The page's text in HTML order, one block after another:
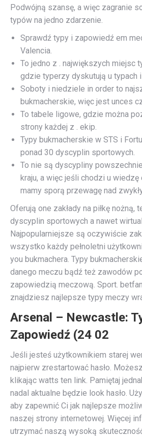
Podwójną szansę, a więc zagranie
typów na jedno zdarzenie.
Sprawdź typy i zapowiedź em
Valencia.
To jedno z . największych miejsc
gdzie typerzy dyskutują u typach
Soboty i niedziele in order to
bukmacherskie, więc jest unces
To tabele ligowe, gdzie można
strony każdej z . ekip.
Typy bukmacherskie w STS i
ponad 30 dyscyplin sportowych.
To nie są dyscypliny
kraju, a więc jeśli chodzi u
mamy sporą przewagę nad
Oferują one zakłady na piłkę nożną,
dyscyplin sportowych a nawet
Najpopularniejsze są oczywiście
wszystko każdy pełnoletni
you bukmachera. Typy
danego meczu bądź też zawodów
zapowiedzią meczową. Sport.
znajdziesz najlepsze typy meczy
Arsenal – Newcastle:
Zapowiedź (24 02
Jeśli jesteś użytkownikiem starej
najpierw zrestartować hasło.
klikając watts ten link. Pamiętaj
nadal aktualne będzie look hasło.
aby zapewnić Ci jak najlepsze
naszej strony internetowej. Więcej
utrzymać naszą wysoką